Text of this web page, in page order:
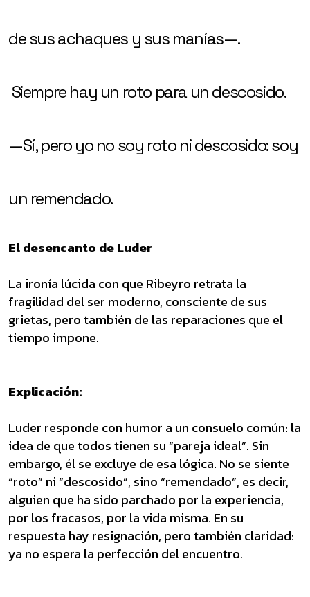
de sus achaques y sus manías—.
Siempre hay un roto para un descosido.
—Sí, pero yo no soy roto ni descosido: soy
un remendado.
El desencanto de Luder
La ironía lúcida con que Ribeyro retrata la
fragilidad del ser moderno, consciente de sus
grietas, pero también de las reparaciones que el
tiempo impone.
Explicación:
Luder responde con humor a un consuelo común: la
idea de que todos tienen su “pareja ideal”. Sin
embargo, él se excluye de esa lógica. No se siente
“roto” ni “descosido”, sino “remendado”, es decir,
alguien que ha sido parchado por la experiencia,
por los fracasos, por la vida misma. En su
respuesta hay resignación, pero también claridad:
ya no espera la perfección del encuentro.